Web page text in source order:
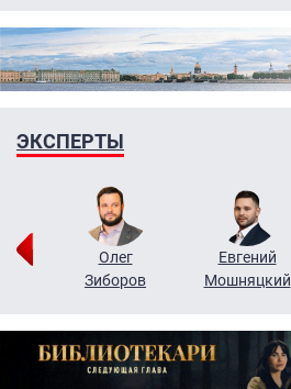
ЭКСПЕРТЫ
Олег
Зиборов
Евгений
Мошняцкий